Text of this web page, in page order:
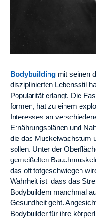
Bodybuilding mit seinen
disziplinierten Lebensstil
Popularität erlangt. Die
formen, hat zu einem
Interesses an
Ernährungsplänen und
die das Muskelwachstum
sollen. Unter der
gemeißelten
das oft totgeschwiegen
Wahrheit ist, dass das
Bodybuildern manchmal
Gesundheit geht.
Bodybuilder für ihre